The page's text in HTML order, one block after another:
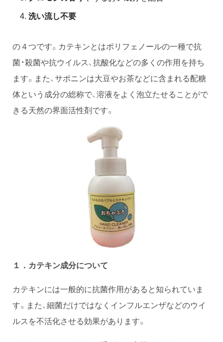
洗い流し不要
の４つです。カテキンとはポリフェノールの一種で抗
菌・殺菌や抗ウイルス、抗酸化などの多くの作用を持ち
ます。また、サポニンは大豆やお茶などに含まれる配糖
体という成分の総称で、溶液をよく泡立たせることがで
きる天然の界面活性剤です。
１．カテキン成分について
カテキンには一般的に抗菌作用があると知られていま
す。また、細菌だけではなくインフルエンザなどのウイ
ルスを不活化させる効果があります。